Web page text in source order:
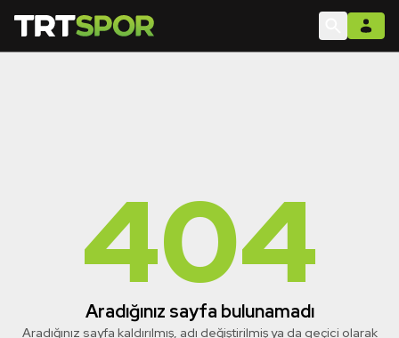
404
Aradığınız sayfa bulunamadı
Aradığınız sayfa kaldırılmış, adı değiştirilmiş ya da geçici olarak